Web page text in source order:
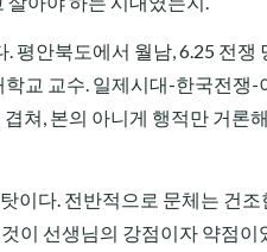
평안북도에서 월남, 6.25 전쟁
교 교수. 일제시대-한국전쟁-
쳐, 본의 아니게 행적만 거론
이다. 전반적으로 문체는 건조
이 선생님의 강점이자 약점이